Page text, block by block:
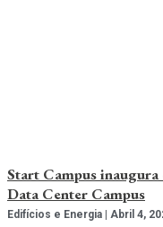
Start Campus
Data Center Campus
Edifícios e Energia Abril 4,